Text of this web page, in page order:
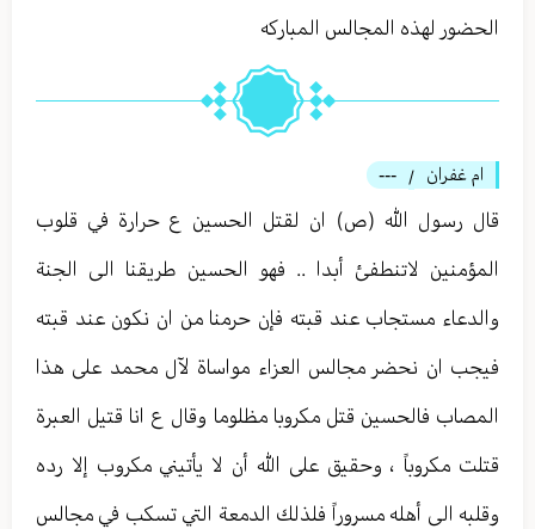
الحضور لهذه المجالس المباركه
ام غفران /
---
قال رسول الله (ص) ان لقتل الحسين ع حرارة في قلوب
المؤمنين لاتنطفئ أبدا .. فهو الحسين طريقنا الى الجنة
والدعاء مستجاب عند قبته فإن حرمنا من ان نكون عند قبته
فيجب ان نحضر مجالس العزاء مواساة لآل محمد على هذا
المصاب فالحسين قتل مكروبا مظلوما وقال ع انا قتيل العبرة
قتلت مكروباً ، وحقيق على الله أن لا يأتيني مكروب إلا رده
وقلبه الى أهله مسروراً فلذلك الدمعة التي تسكب في مجالس